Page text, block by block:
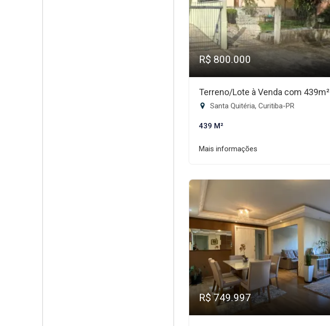
R$ 800.000
Terreno/Lote à Venda com 439m²
Santa Quitéria, Curitiba-PR
439 M²
Mais informações
R$ 749.997